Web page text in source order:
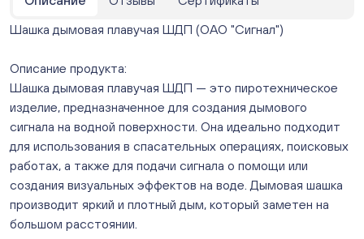
Нет в наличии
ежедневно с 10:00 до 20:00
Нет в наличии
Краснопольский 13г (Цветы) (Краснопольский, 13Г)
ежедневно с 10:00 до 20:00
Нет в наличии
Молния Зоопарк - Труда,166 (ул. Труда,166/5)
ежедневно с 10:00 до 20:00
Нет в наличии
Невский. Черкасская 17 (г. Челябинск, ул.
Черкасская, д.17/1, за ТК "Невский")
Шашка дымовая плавучая ШДП (ОАО "Сигнал")
Описание продукта:
Шашка дымовая плавучая ШДП — это пиротехническое
изделие, предназначенное для создания дымового
сигнала на водной поверхности. Она идеально подходит
для использования в спасательных операциях, поисковых
работах, а также для подачи сигнала о помощи или
создания визуальных эффектов на воде. Дымовая шашка
производит яркий и плотный дым, который заметен на
большом расстоянии.